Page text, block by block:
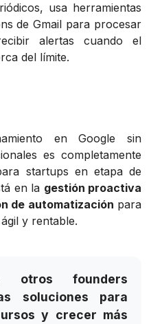
usa herramientas
de Gmail para procesar
alertas cuando el
del límite.
en Google sin
es completamente
startups en etapa de
en la gestión proactiva
de automatización para
y rentable.
otros founders
soluciones para
y crecer más